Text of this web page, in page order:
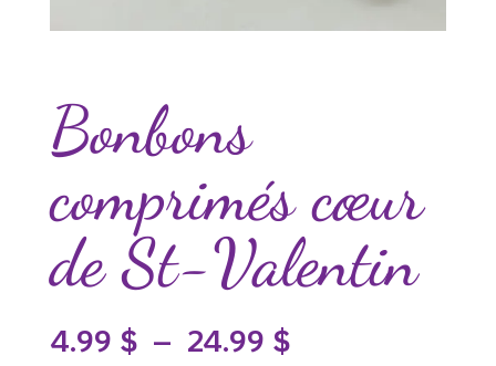
Bonbons
comprimés cœur
de St-Valentin
4.99 $ – 24.99 $Plage